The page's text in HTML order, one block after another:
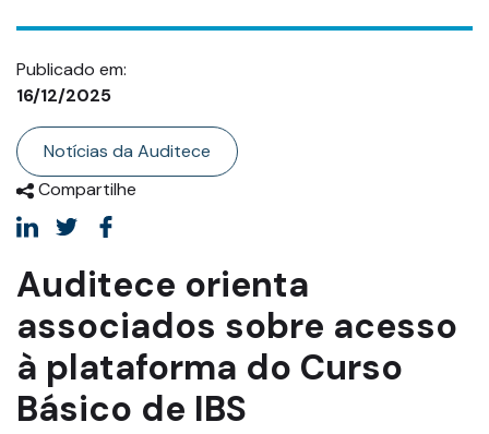
Publicado em:
16/12/2025
Categoria
Notícias da Auditece
Compartilhe
Auditece orienta
associados sobre acesso
à plataforma do Curso
Básico de IBS